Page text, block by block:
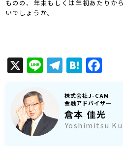
ものの、年末もしくは年初あたりか
いでしょうか。
X LineTelegram
株式会社J-CAM
金融アドバイザー
倉本 佳光
Yoshimitsu